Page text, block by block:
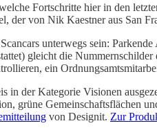
Fortschritte hier in den
der von Nik Kaestner aus San
unterwegs sein:
gleicht die
ein
der Kategorie Visionen
grüne Gemeinschaftsflächen
von Designit. Zur